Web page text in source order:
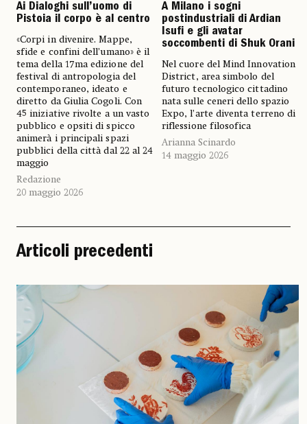
Ai Dialoghi sull’uomo di
Pistoia il corpo è al centro
«Corpi in divenire. Mappe,
sfide e confini dell’umano» è il
tema della 17ma edizione del
festival di antropologia del
contemporaneo, ideato e
diretto da Giulia Cogoli. Con
45 iniziative rivolte a un vasto
pubblico e opsiti di spicco
animerà i principali spazi
pubblici della città dal 22 al 24
maggio
Redazione
20 maggio 2026
A Milano i sogni
postindustriali di Ardian
Isufi e gli avatar
soccombenti di Shuk Orani
Nel cuore del Mind Innovation
District, area simbolo del
futuro tecnologico cittadino
nata sulle ceneri dello spazio
Expo, l’arte diventa terreno di
riflessione filosofica
Arianna Scinardo
14 maggio 2026
Articoli precedenti